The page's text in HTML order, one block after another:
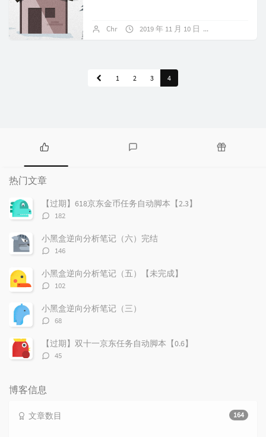
Chr 2019 年 11 月 10 日
1 2 3 4
热
门
文
章
论
热门文章
【过期】618京东金币任务自动脚本【2.3】
评
数：
182
小黑盒逆向分析笔记（六）完结
评
数：
146
小黑盒逆向分析笔记（五）【未完成】
评
数：
102
小黑盒逆向分析笔记（三）
评
数：
68
【过期】双十一京东任务自动脚本【0.6】
评
45
博客信息
164
文章数目